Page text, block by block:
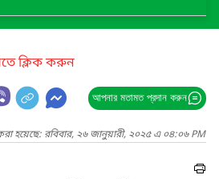
ক্লিক করুন
আপনার মতামত প্রদান করুন
হয়েছে: রবিবার, ২৬ জানুয়ারী, ২০২৫ এ ০৪:০৬ PM